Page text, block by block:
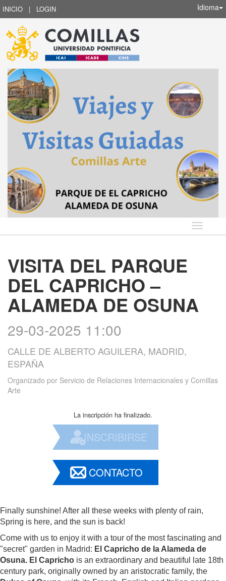
INICIO | LOGIN Idioma
Idioma
VISITA DEL PARQUE
DEL CAPRICHO –
ALAMEDA DE OSUNA
29-03-2025 11:00
CALLE DE ALBERTO AGUILERA, MADRID,
ESPAÑA
Organizado por Servicio de Relaciones Internacionales y Comillas
Arte
La inscripción ha finalizado.
INSCRIBIRSE
CONTACTO
Finally sunshine! After all these weeks with plenty of rain,
Spring is here, and the sun is back!
Come with us to enjoy it with a tour of the most fascinating and
"secret" garden in Madrid: El Capricho de la Alameda de
Osuna. El Capricho is an extraordinary and beautiful late 18th
century park, originally owned by an aristocratic family, the